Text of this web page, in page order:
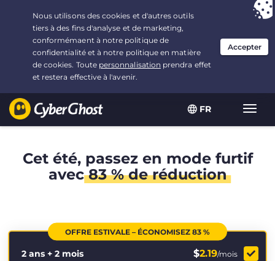
FR
Vous avez opté pour :L'offre la plus avantageuse
2.1666666666667 ans à $2.19/mois
Cet été, passez en mode furtif
avec83 % de réduction
OFFRE ESTIVALE – ÉCONOMISEZ 83 %
2 ans + 2 mois $2.19/mois